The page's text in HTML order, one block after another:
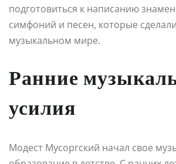
подготовиться к написанию
симфоний и песен, которые
музыкальном мире.
Ранние
усилия
Модест Мусоргский начал свое